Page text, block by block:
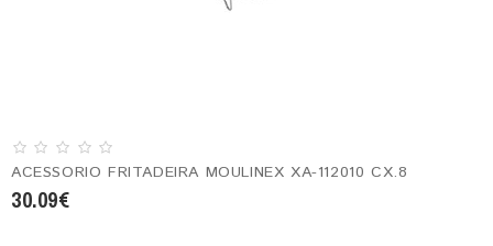
ACESSORIO FRITADEIRA MOULINEX XA-112010 CX.8
30.09€